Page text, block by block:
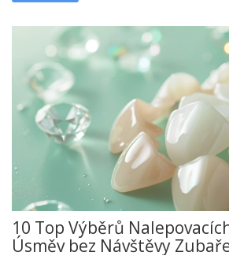
10 Top Výběrů
Úsměv bez Návštěvy